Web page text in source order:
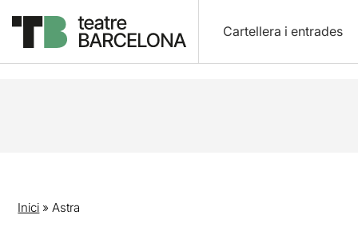
Cartellera i entrades
Inici »Astra